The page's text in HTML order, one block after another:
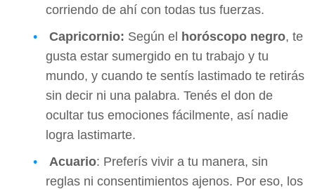
corriendo de ahí con todas tus fuerzas.
Capricornio: Según el horóscopo negro, te
gusta estar sumergido en tu trabajo y tu
mundo, y cuando te sentís lastimado te retirás
sin decir ni una palabra. Tenés el don de
ocultar tus emociones fácilmente, así nadie
logra lastimarte.
Acuario: Preferís vivir a tu manera, sin
reglas ni consentimientos ajenos. Por eso, los